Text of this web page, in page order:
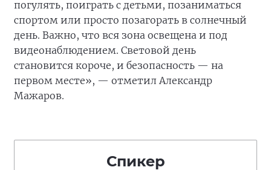
погулять, поиграть с детьми, позаниматься
спортом или просто позагорать в солнечный
день. Важно, что вся зона освещена и под
видеонаблюдением. Световой день
становится короче, и безопасность — на
первом месте», — отметил Александр
Мажаров.
Спикер